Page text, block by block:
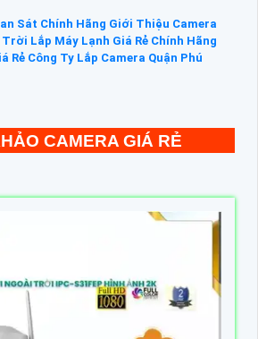
Sát Chính Hãng Giới Thiệu Camera
Trời Lắp Máy Lạnh Giá Rẻ Chính Hãng
Rẻ Công Ty Lắp Camera Quận Phú
CAMERA GIÁ RẺ